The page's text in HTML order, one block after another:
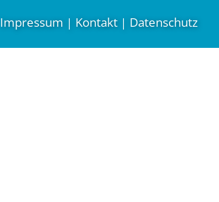
Impressum | Kontakt | Datenschutz